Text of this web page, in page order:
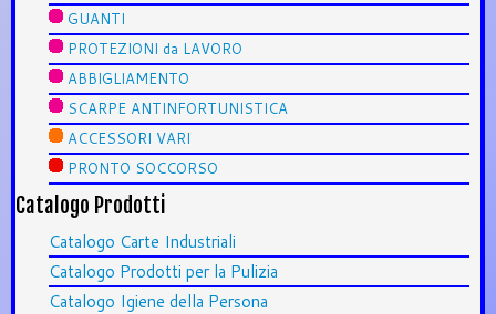
GUANTI
PROTEZIONI da LAVORO
ABBIGLIAMENTO
SCARPE ANTINFORTUNISTICA
ACCESSORI VARI
PRONTO SOCCORSO
Catalogo Prodotti
Catalogo Carte Industriali
Catalogo Prodotti per la Pulizia
Catalogo Igiene della Persona